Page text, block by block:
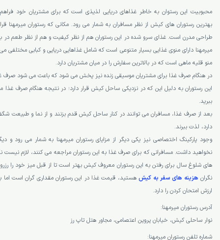
محبوبیت این رستوان به خاطر غذاهای دریایی لذیذی است که برای مشتریان خود
بهترین رستوران های کیش از نظر مسافران به شمار می رود. مکانی که رستوران میرمهنا
طراحی مدرن است. غذای سرو شده در این رستوران هم از نظر کیفیت و هم از نظر طعم در
میرمهنا دارای منوی غذایی بسیار متنوعی است که شامل غذاهایی دریایی و کبابی
منو قلیه ماهی است که در بالاترین سفارش را در میان مشتریان دارد.
در هنگام صرف غذا برای مشتریان موسیقی زنده نیز پخش می شود که باعث می شود صرف
این رستوران به دلیل این که در نزدیکی ساحل کیش قرار دارد؛ در نتیجه هنگام صرف غذا
ببرید.
بعد از صرف غذا، مسافران می توانند در کنار ساحل کیش قدم بزنند و از نما و طبیعت
دارد، لذت ببرند.
وجود پارکینگ اختصاصی نیز یکی دیگر از مزایای رستوران میرمهنا به شمار می رود و
نخواهید داشت. مسافرانی که برای صرف غذا به این رستوران مراجعه می کنند، لازم نیست
های شلوغ سال برای رفتن به این رستوران معروف کیش بهتر است تا از قبل میز خود را
نگران هزینه های سفر به کیشهستید، قیمت غذا در این رستوران مقداری گران است اما
ارزش امتحان کردن را دارد.
آدرس رستوران میرمهنا:
نوار ساحلی کیش، خیابان پروین اعتصامی، مجاور هتل تاپ رز
شماره تلفن رستوران میرمهنا: